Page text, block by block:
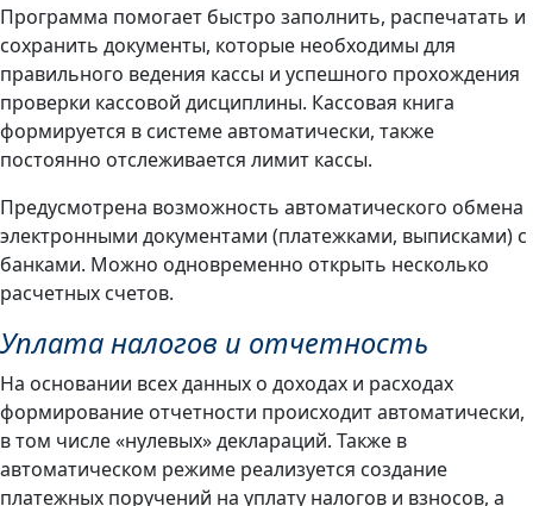
Программа помогает быстро заполнить, распечатать и
сохранить документы, которые необходимы для
правильного ведения кассы и успешного прохождения
проверки кассовой дисциплины. Кассовая книга
формируется в системе автоматически, также
постоянно отслеживается лимит кассы.
Предусмотрена возможность автоматического обмена
электронными документами (платежками, выписками) с
банками. Можно одновременно открыть несколько
расчетных счетов.
Уплата налогов и отчетность
На основании всех данных о доходах и расходах
формирование отчетности происходит автоматически,
в том числе «нулевых» деклараций. Также в
автоматическом режиме реализуется создание
платежных поручений на уплату налогов и взносов, а